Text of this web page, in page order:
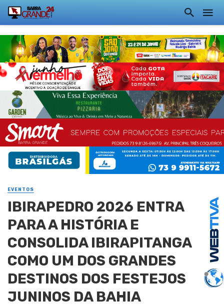
EVENTOS
IBIRAPEDRO 2026 ENTRA
PARA A HISTÓRIA E
CONSOLIDA IBIRAPITANGA
COMO UM DOS GRANDES
DESTINOS DOS FESTEJOS
JUNINOS DA BAHIA